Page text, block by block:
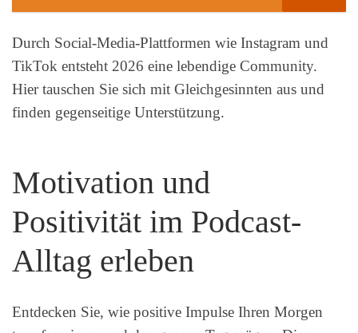
Durch Social-Media-Plattformen wie Instagram und
TikTok entsteht 2026 eine lebendige Community.
Hier tauschen Sie sich mit Gleichgesinnten aus und
finden gegenseitige Unterstützung.
Motivation und
Positivität im Podcast-
Alltag erleben
Entdecken Sie, wie positive Impulse Ihren Morgen